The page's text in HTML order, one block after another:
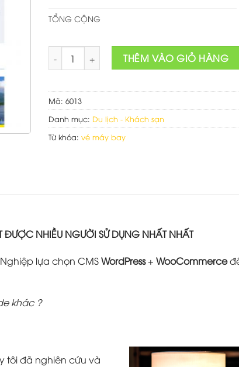
TỔNG CỘNG
Web bán vé máy bay số lượngTHÊM VÀO GIỎ HÀNG
Mã: 6013
Danh mục: Du lịch - Khách sạn
Từ khóa: vé máy bay
ĐƯỢC NHIỀU NGƯỜI SỬ DỤNG NHẤT NHẤT
lựa chọn CMSWordPress+ WooCommerce
khác ?
tôi đã nghiên cứu và